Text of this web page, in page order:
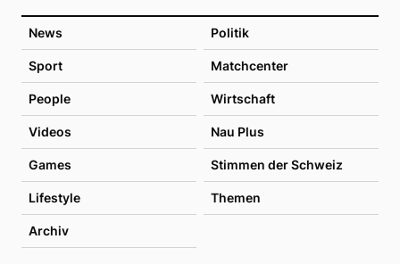
News Politik
Sport Matchcenter
People Wirtschaft
Videos Nau Plus
Games Stimmen der Schweiz
Lifestyle Themen
Archiv